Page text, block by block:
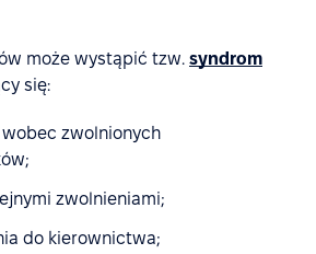
może wystąpić tzw. syndrom
się:
zwolnionych
zwolnieniami;
do kierownictwa;